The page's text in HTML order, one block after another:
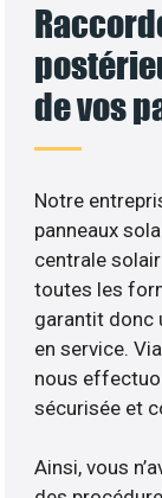
de vos
Notre
panneaux
centrale
toutes les
garantit donc
en service.
nous
sécurisée et
Ainsi, vous